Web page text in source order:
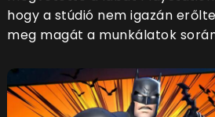
hogy a stúdió nem igazán
meg magát a munkálatok